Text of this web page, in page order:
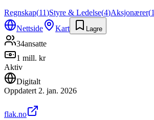
Regnskap(11)Styre & Ledelse(4)Aksjonærer(1
Nettside
Kart Lagre
34ansatte
1 mill. kr
Aktiv
Digitalt
Oppdatert 2. jan. 2026
flak.no